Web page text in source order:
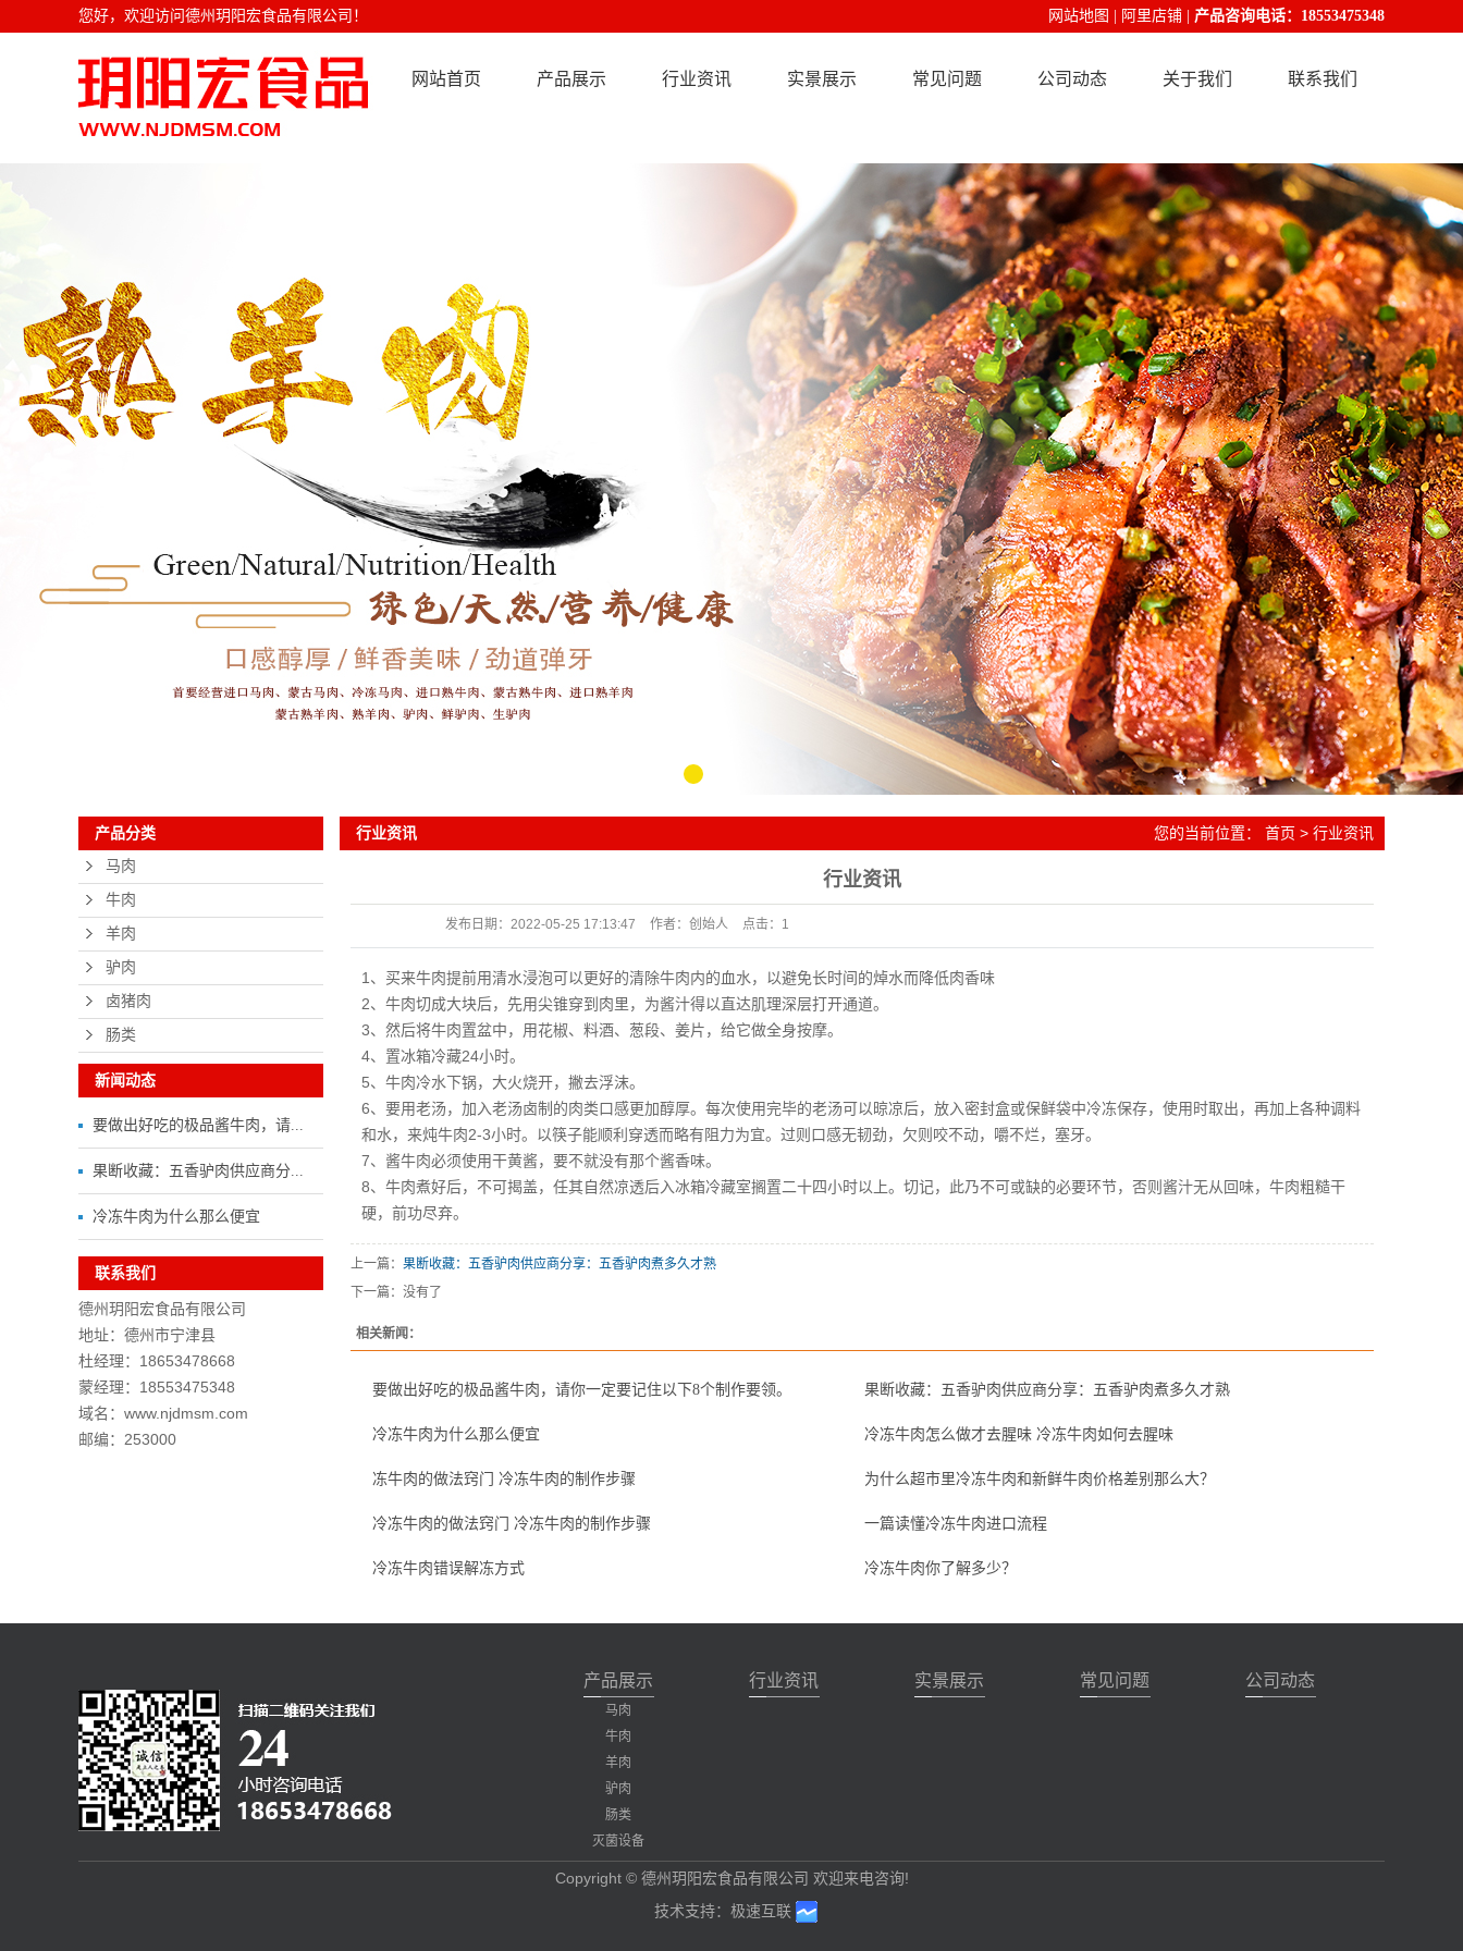
您好，欢迎访问德州玥阳宏食品有限公司！ 网站地图 阿里店铺 产品咨询电话：18553475348
网站首页 产品展示 行业资讯 实景展示 常见问题 公司动态 关于我们 联系我们
产品分类
马肉
牛肉
羊肉
驴肉
卤猪肉
肠类
新闻动态
要做出好吃的极品酱牛肉，请...
果断收藏：五香驴肉供应商分...
冷冻牛肉为什么那么便宜
联系我们
德州玥阳宏食品有限公司
地址：德州市宁津县
杜经理：18653478668
蒙经理：18553475348
域名：www.njdmsm.com
邮编：253000
行业资讯 您的当前位置： 首页 > 行业资讯
行业资讯
发布日期： 2022-05-25 17:13:47 作者： 创始人 点击： 1
1、买来牛肉提前用清水浸泡可以更好的清除牛肉内的血水，以避免长时间的焯水而降低肉香味
2、牛肉切成大块后，先用尖锥穿到肉里，为酱汁得以直达肌理深层打开通道。
3、然后将牛肉置盆中，用花椒、料酒、葱段、姜片，给它做全身按摩。
4、置冰箱冷藏24小时。
5、牛肉冷水下锅，大火烧开，撇去浮沫。
6、要用老汤，加入老汤卤制的肉类口感更加醇厚。每次使用完毕的老汤可以晾凉后，放入密封盒或保鲜袋中冷冻保存，使用时取出，再加上各种调料
和水，来炖牛肉2-3小时。以筷子能顺利穿透而略有阻力为宜。过则口感无韧劲，欠则咬不动，嚼不烂，塞牙。
7、酱牛肉必须使用干黄酱，要不就没有那个酱香味。
8、牛肉煮好后，不可揭盖，任其自然凉透后入冰箱冷藏室搁置二十四小时以上。切记，此乃不可或缺的必要环节，否则酱汁无从回味，牛肉粗糙干
硬，前功尽弃。
上一篇： 果断收藏：五香驴肉供应商分享：五香驴肉煮多久才熟
下一篇：没有了
相关新闻：
要做出好吃的极品酱牛肉，请你一定要记住以下8个制作要领。 果断收藏：五香驴肉供应商分享：五香驴肉煮多久才熟
冷冻牛肉为什么那么便宜 冷冻牛肉怎么做才去腥味 冷冻牛肉如何去腥味
冻牛肉的做法窍门 冷冻牛肉的制作步骤 为什么超市里冷冻牛肉和新鲜牛肉价格差别那么大？
冷冻牛肉的做法窍门 冷冻牛肉的制作步骤 一篇读懂冷冻牛肉进口流程
冷冻牛肉错误解冻方式 冷冻牛肉你了解多少？
产品展示
马肉
牛肉
羊肉
驴肉
肠类
灭菌设备
行业资讯 实景展示 常见问题 公司动态
Copyright © 德州玥阳宏食品有限公司 欢迎来电咨询!
技术支持： 极速互联